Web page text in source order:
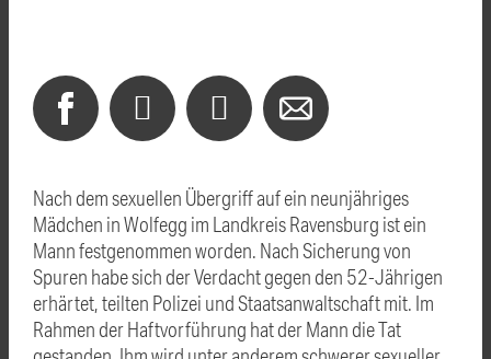
Nach dem sexuellen Übergriff auf ein neunjähriges
Mädchen in Wolfegg im Landkreis Ravensburg ist ein
Mann festgenommen worden. Nach Sicherung von
Spuren habe sich der Verdacht gegen den 52-Jährigen
erhärtet, teilten Polizei und Staatsanwaltschaft mit. Im
Rahmen der Haftvorführung hat der Mann die Tat